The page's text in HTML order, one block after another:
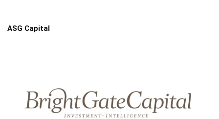
ASG Capital